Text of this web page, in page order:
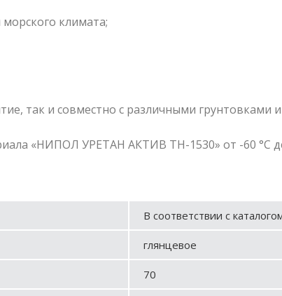
климата;
так и совместно с различными
«НИПОЛ УРЕТАН АКТИВ ТН-1530» от -60 °С
В соответствии с
глянцевое
70